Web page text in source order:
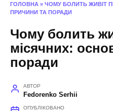
ГОЛОВНА » ЧОМУ БОЛИТЬ ЖИВІТ
ПРИЧИНИ ТА ПОРАДИ
Чому болить
місячних:
поради
АВТОР
Fedorenko Serhii
ОПУБЛІКОВАНО